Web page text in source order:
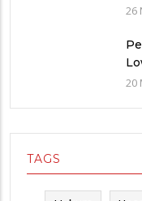
26
20
TAGS